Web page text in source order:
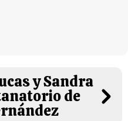
y Sandra
de